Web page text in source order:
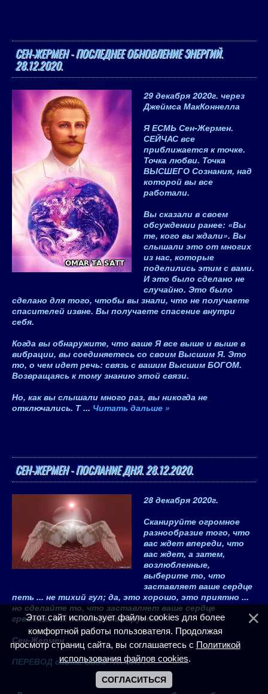
СЕН-ЖЕРМЕН - ПОСЛЕДНЕЕ ОБНОВЛЕНИЕ ЭНЕРГИЙ.
28.12.2020.
29 декабря 2020г. через
Джеймса МакКоннелла
Я ЕСМЬ Сен-Жермен.
СЕЙЧАС все
приближается к точке.
Точка любви. Точка
ВЫСШЕГО Сознания, над
которой вы все
работали.
Вы сказали в своем
обсуждении ранее: «Вы
те, кого вы ждали». Вы
слышали это от многих
из нас, которые
поделились этим с вами.
И это было сделано не
случайно. Это было
сделано для того, чтобы вы знали, что не получаете
спасителей извне. Вы получаете спасение внутри
себя.
Когда вы обнаружите, что ваше Я все выше и выше в
вибрации, вы соединяетесь со своим Высшим Я. Это
то, о чем идет речь: связь с вашим Высшим БОГОМ.
Возвращаясь к тому знанию этой связи.
Но, как вы слышали много раз, вы никогда не
отключались. Т... Читать дальше »
СЕН-ЖЕРМЕН - ПОСЛАНИЕ ДНЯ. 28.12.2020.
28 декабря 2020г.
Сканируйте огромное
разнообразие того, что
вас ждет впереди, что
вас ждет, а затем,
возлюбленные,
выберите то, что
заставляет ваше сердце
петь ... не тихий гул; да, это хорошо, это приятно ...
но сделайте то, что заставляет ваше сердце
греметь, как полноценная группа!
Сен-Жермен
ПЕРЕВОД сайта ОМАР ТА САТТ
Этот сайт использует файлы cookies для более
комфортной работы пользователя. Продолжая
просмотр страниц сайта, вы соглашаетесь с Политикой
использования файлов cookies.
СОГЛАСИТЬСЯ